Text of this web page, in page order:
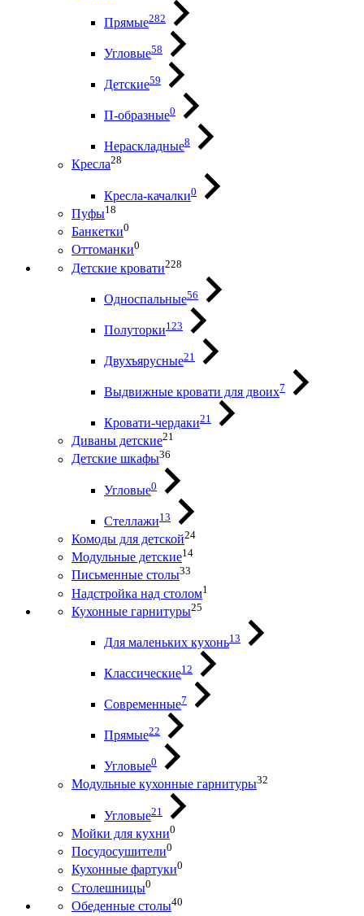
Прямые282
Угловые58
Детские59
П-образные0
Нераскладные8
Кресла28
Кресла-качалки0
Пуфы18
Банкетки0
Оттоманки0
Детские кровати228
Односпальные56
Полуторки123
Двухъярусные21
Выдвижные кровати для двоих7
Кровати-чердаки21
Диваны детские21
Детские шкафы36
Угловые0
Стеллажи13
Комоды для детской24
Модульные детские14
Письменные столы33
Надстройка над столом1
Кухонные гарнитуры25
Для маленьких кухонь13
Классические12
Современные7
Прямые22
Угловые0
Модульные кухонные гарнитуры32
Угловые21
Мойки для кухни0
Посудосушители0
Кухонные фартуки0
Столешницы0
Обеденные столы40